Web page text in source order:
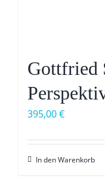
Gottfried
395,00€
In den Warenkorb